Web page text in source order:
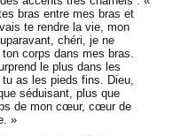
bras entre mes bras et
te rendre la vie, mon
chéri, je ne
corps dans mes bras.
le plus dans les
as les pieds fins. Dieu,
séduisant, plus que
de mon cœur, cœur de
»